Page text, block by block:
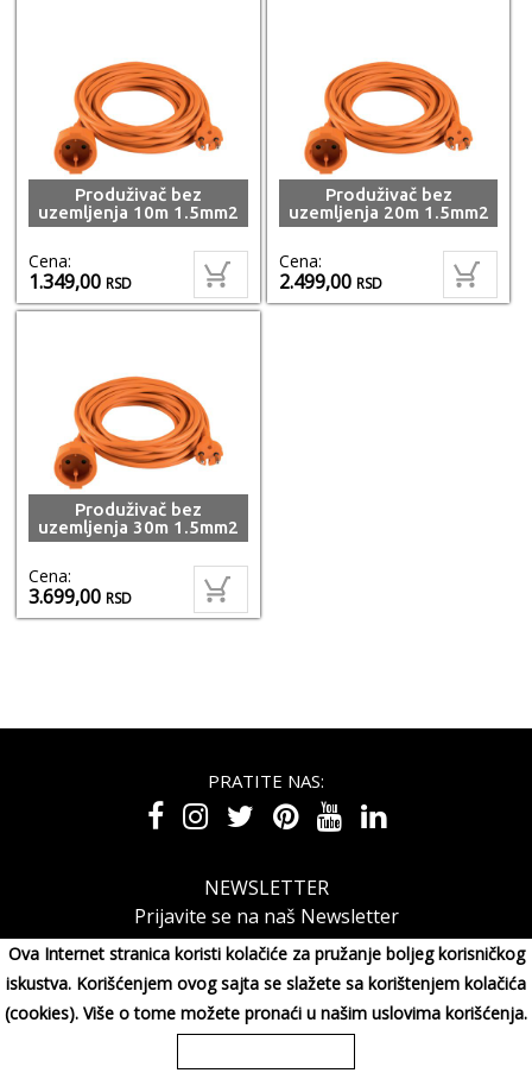
Ova Internet stranica koristi kolačiće za pružanje boljeg korisničkog
iskustva. Korišćenjem ovog sajta se slažete sa korištenjem kolačića
(cookies). Više o tome možete pronaći u našim uslovima korišćenja.
Produživač bez
uzemljenja 10m 1.5mm2
Cena:
1.349,00RSD
Produživač bez
uzemljenja 20m 1.5mm2
Cena:
2.499,00RSD
Produživač bez
uzemljenja 30m 1.5mm2
Cena:
3.699,00RSD
PRATITE NAS:
NEWSLETTER
Prijavite se na naš Newsletter
MAXIMORA GROUP DOO Miluna Pantića 15, 34000 KRAGUJE,
Srbija065/3003001